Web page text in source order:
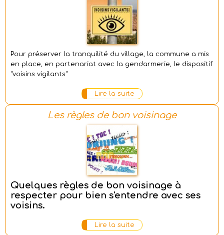
Pour préserver la tranquilité du village, la commune a mis
en place, en partenariat avec la gendarmerie, le dispositif
"voisins vigilants"
Lire la suite
Les règles de bon voisinage
Quelques règles de bon voisinage à
respecter pour bien s'entendre avec ses
voisins.
Lire la suite